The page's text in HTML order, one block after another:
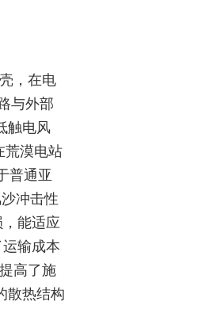
，在电
与外部
触电风
荒漠电站
普通亚
冲击性
能适应
输成本
高了施
散热结构